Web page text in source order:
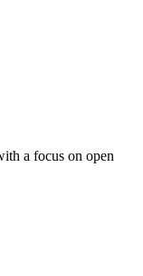
a focus on open